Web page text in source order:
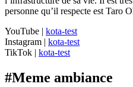
personne qu’il respecte est Taro
YouTube | kota-test
Instagram | kota-test
TikTok | kota-test
#Meme ambiance